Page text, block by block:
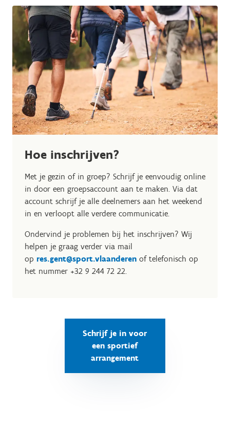
Hoe inschrijven?
Met je gezin of in groep? Schrijf je eenvoudig online
in door een groepsaccount aan te maken. Via dat
account schrijf je alle deelnemers aan het weekend
in en verloopt alle verdere communicatie.
Ondervind je problemen bij het inschrijven? Wij
helpen je graag verder via mail
op res.gent@sport.vlaanderen of telefonisch op
het nummer +32 9 244 72 22.
Schrijf je in voor
een sportief
arrangement